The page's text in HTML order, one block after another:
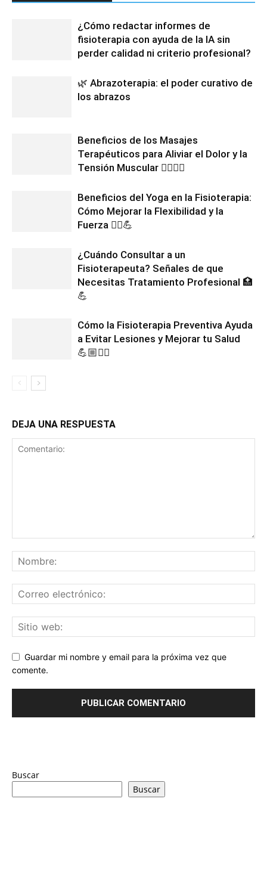
¿Cómo redactar informes de
fisioterapia con ayuda de la IA sin
perder calidad ni criterio profesional?
🌿 Abrazoterapia: el poder curativo de
los abrazos
Beneficios de los Masajes
Terapéuticos para Aliviar el Dolor y la
Tensión Muscular 💆‍♂️💆‍♀️
Beneficios del Yoga en la Fisioterapia:
Cómo Mejorar la Flexibilidad y la
Fuerza 🧘‍♀️💪
¿Cuándo Consultar a un
Fisioterapeuta? Señales de que
Necesitas Tratamiento Profesional 🏥
💪
Cómo la Fisioterapia Preventiva Ayuda
a Evitar Lesiones y Mejorar tu Salud
💪🏼🏃‍♀️
DEJA UNA RESPUESTA
Guardar mi nombre y email para la próxima vez que
comente.
Buscar
Buscar